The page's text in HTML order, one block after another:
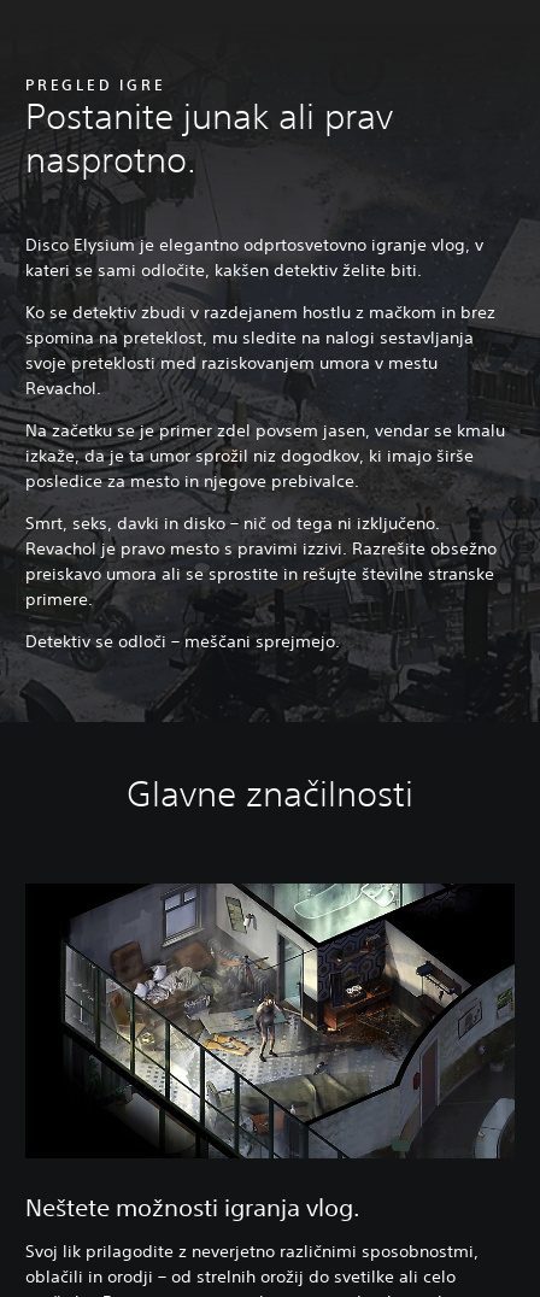
PREGLED IGRE
Postanite junak ali prav
nasprotno.
Disco Elysium je elegantno odprtosvetovno igranje vlog, v
kateri se sami odločite, kakšen detektiv želite biti.
Ko se detektiv zbudi v razdejanem hostlu z mačkom in brez
spomina na preteklost, mu sledite na nalogi sestavljanja
svoje preteklosti med raziskovanjem umora v mestu
Revachol.
Na začetku se je primer zdel povsem jasen, vendar se kmalu
izkaže, da je ta umor sprožil niz dogodkov, ki imajo širše
posledice za mesto in njegove prebivalce.
Smrt, seks, davki in disko – nič od tega ni izključeno.
Revachol je pravo mesto s pravimi izzivi. Razrešite obsežno
preiskavo umora ali se sprostite in rešujte številne stranske
primere.
Detektiv se odloči – meščani sprejmejo.
Glavne značilnosti
Neštete možnosti igranja vlog.
Svoj lik prilagodite z neverjetno različnimi sposobnostmi,
oblačili in orodji – od strelnih orožij do svetilke ali celo